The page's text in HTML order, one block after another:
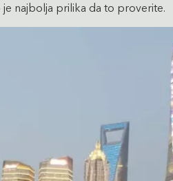
najbolja prilika da to proverite.